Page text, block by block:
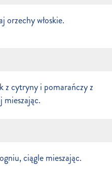
orzechy włoskie.
z cytryny i pomarańczy z
ciągle mieszając.